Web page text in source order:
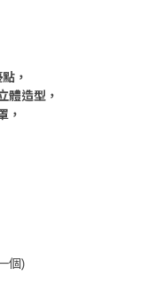
，
體造型，
，
個)